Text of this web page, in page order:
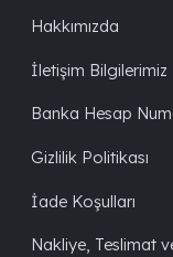
Hakkımızda
İletişim Bilgilerimiz
Banka Hesap
Gizlilik Politikası
İade Koşulları
Nakliye, Teslimat